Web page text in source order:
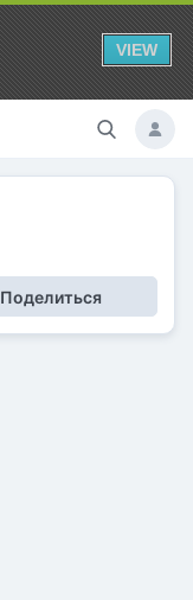
VIEW
Поделиться